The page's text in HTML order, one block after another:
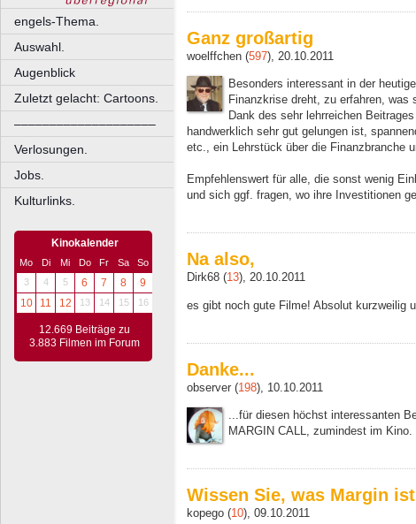
engels-Thema.
Auswahl.
Augenblick
Zuletzt gelacht: Cartoons.
––––––––––––––––––––
Verlosungen.
Jobs.
Kulturlinks.
Kinokalender
Mo Di Mi Do Fr Sa
So
3
4 5 6 7 8
9
10
11 12 13 14 15 16
12.669 Beiträge zu
3.883 Filmen im Forum
Ganz großartig
woelffchen (597), 20.10.2011
Besonders interessant in der
Finanzkrise dreht, zu erfahren, was
Dank des sehr lehrreichen
handwerklich sehr gut gelungen ist,
etc., ein Lehrstück über die Finanzbranche
Empfehlenswert für alle, die sonst wenig
und sich ggf. fragen, wo ihre Investitionen
Na also,
Dirk68 (13), 20.10.2011
es gibt noch gute Filme! Absolut kurzweilig
Danke...
observer (198), 10.10.2011
...für diesen höchst interessanten
MARGIN CALL, zumindest im Kino.
Wissen Sie, was Margin
kopego (10), 09.10.2011